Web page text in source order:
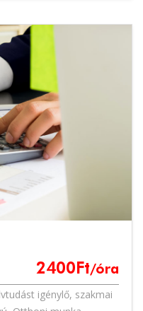
2400 Ft/óra
igénylő, szakmai